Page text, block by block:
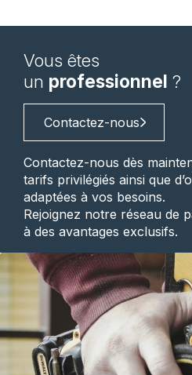
Vous êtes
un professionnel ?
Contactez-nous
Contactez-nous dès
tarifs privilégiés ainsi que
adaptées à vos besoins.
Rejoignez notre réseau de
à des avantages exclusifs.